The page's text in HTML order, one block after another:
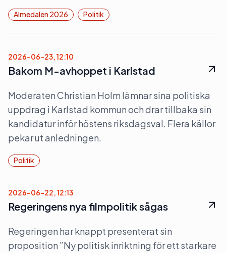
Almedalen 2026 Politik
2026-06-23, 12:10
Bakom M-avhoppet i Karlstad
Moderaten Christian Holm lämnar sina politiska
uppdrag i Karlstad kommun och drar tillbaka sin
kandidatur inför höstens riksdagsval. Flera källor
pekar ut anledningen.
Politik
2026-06-22, 12:13
Regeringens nya filmpolitik sågas
Regeringen har knappt presenterat sin
proposition ”Ny politisk inriktning för ett starkare